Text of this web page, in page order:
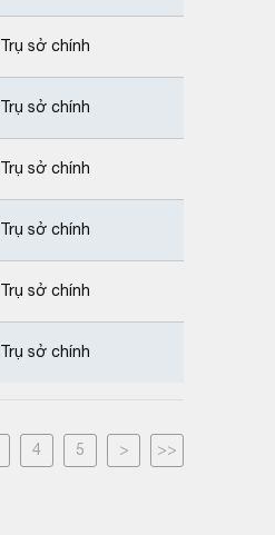
Trụ sở chính
Trụ sở chính
Trụ sở chính
Trụ sở chính
Trụ sở chính
Trụ sở chính
4 5 > >>